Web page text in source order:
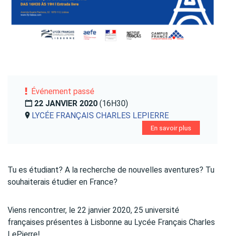
Événement passé
22 JANVIER 2020 (16H30)
LYCÉE FRANÇAIS CHARLES LEPIERRE
En savoir plus
Tu es étudiant? A la recherche de nouvelles aventures? Tu
souhaiterais étudier en France?
Viens rencontrer, le 22 janvier 2020, 25 université
françaises présentes à Lisbonne au Lycée Français Charles